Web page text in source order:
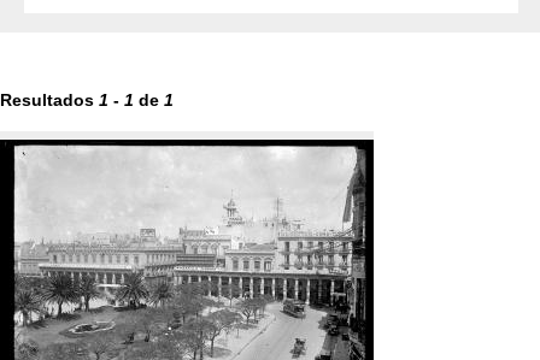
Resultados 1 - 1 de 1